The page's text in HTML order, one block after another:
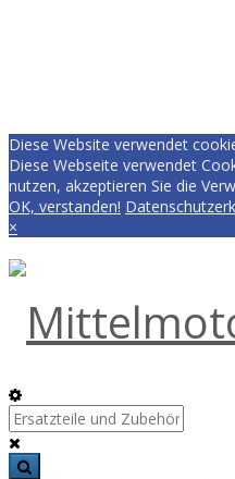
Diese Website verwendet
Diese Webseite verwendet
nutzen, akzeptieren Sie die
OK, verstanden!
×